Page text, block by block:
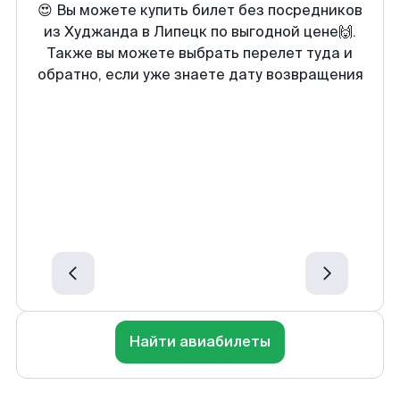
😍 Вы можете купить билет без посредников
из Худжанда в Липецк по выгодной цене🙌.
Также вы можете выбрать перелет туда и
обратно, если уже знаете дату возвращения
Найти авиабилеты